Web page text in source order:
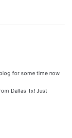
for some time now
Dallas Tx! Just